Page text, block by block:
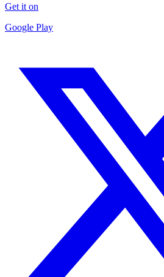
Get it on
Google Play